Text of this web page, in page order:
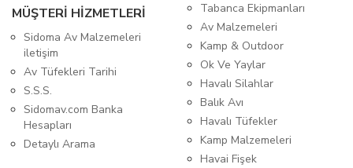
MÜŞTERİ HİZMETLERİ
Sidoma Av Malzemeleri
iletişim
Av Tüfekleri Tarihi
S.S.S.
Sidomav.com Banka
Hesapları
Detaylı Arama
Tabanca Ekipmanları
Av Malzemeleri
Kamp & Outdoor
Ok Ve Yaylar
Havalı Silahlar
Balık Avı
Havalı Tüfekler
Kamp Malzemeleri
Havai Fişek